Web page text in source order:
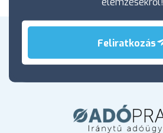
Feliratkozás